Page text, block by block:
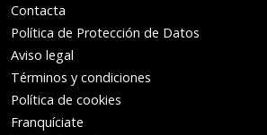
Contacta
Política de Protección de Datos
Aviso legal
Términos y condiciones
Política de cookies
Franquíciate